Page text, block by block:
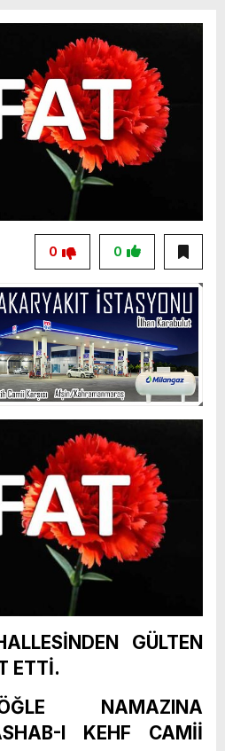
0
0
GÜLTEN
ETTİ.
NAMAZINA
I KEHF CAMİİ